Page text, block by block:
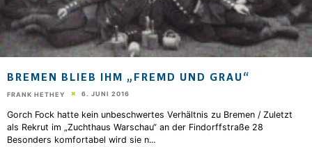
BREMEN BLIEB IHM „FREMD UND GRAU“
FRANK HETHEY 6. JUNI 2016
Gorch Fock hatte kein unbeschwertes Verhältnis zu Bremen / Zuletzt
als Rekrut im „Zuchthaus Warschau“ an der Findorffstraße 28
Besonders komfortabel wird sie n...